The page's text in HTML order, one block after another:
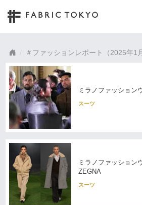
ファッションレポート（2025年1月
ミラノファッション
スーツ
ミラノファッション
ZEGNA
スーツ